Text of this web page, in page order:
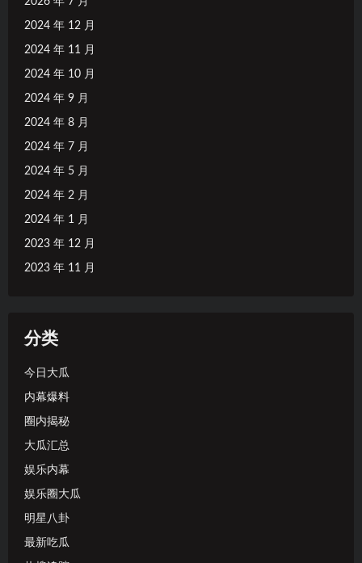
2024 年 12 月
2024 年 11 月
2024 年 10 月
2024 年 9 月
2024 年 8 月
2024 年 7 月
2024 年 5 月
2024 年 2 月
2024 年 1 月
2023 年 12 月
2023 年 11 月
分类
今日大瓜
内幕爆料
圈内揭秘
大瓜汇总
娱乐内幕
娱乐圈大瓜
明星八卦
最新吃瓜